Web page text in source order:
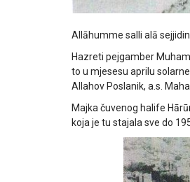
Allāhumme salli alā
Hazreti pejgamber
to u mjesesu aprilu
Allahov Poslanik, a.s.
Majka čuvenog halife
koja je tu stajala sve do